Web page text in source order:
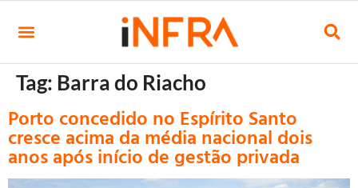
Tag: Barra do Riacho
Porto concedido no Espírito Santo
cresce acima da média nacional dois
anos após início de gestão privada